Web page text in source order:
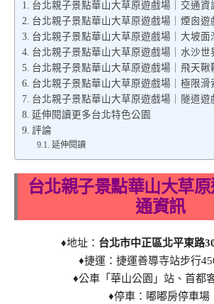
台北親子景點華山大草原遊戲場｜交通資
台北親子景點華山大草原遊戲場｜煙囪遊
台北親子景點華山大草原遊戲場｜大坡面
台北親子景點華山大草原遊戲場｜水沙世
台北親子景點華山大草原遊戲場｜飛天鞦
台北親子景點華山大草原遊戲場｜極限滑
台北親子景點華山大草原遊戲場｜隧道遊
延伸閱讀更多台北特色公園
評論
延伸閱讀
台北親子景點華山大草
通資訊
♦地址： 台北市中正區北平東路
♦捷運：捷運善導寺站步行
♦公車「華山公園」站、首都
♦停車：嘟嘟房停車場